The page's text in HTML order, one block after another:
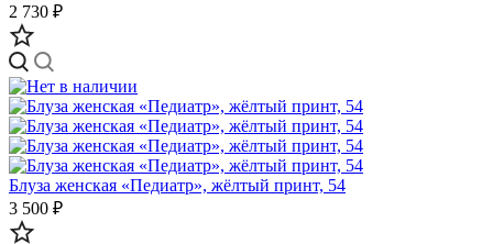
2 730 ₽
Блуза женская «Педиатр», жёлтый принт, 54
3 500 ₽